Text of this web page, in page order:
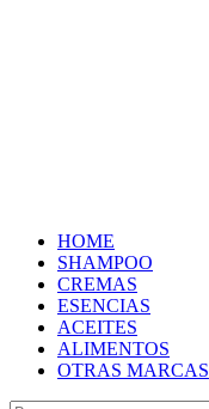
HOME
SHAMPOO
CREMAS
ESENCIAS
ACEITES
ALIMENTOS
OTRAS MARCAS